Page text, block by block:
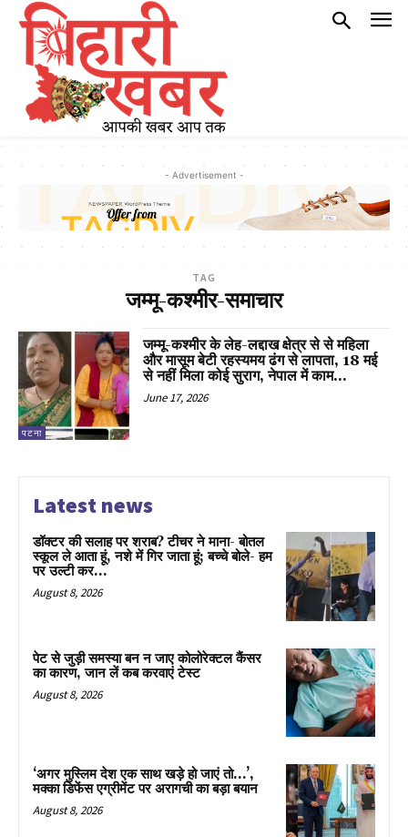
- Advertisement -
TAG
जम्मू-कश्मीर-समाचार
पटना
जम्मू-कश्मीर के लेह-लद्दाख क्षेत्र से से महिला
और मासूम बेटी रहस्यमय ढंग से लापता, 18 मई
से नहीं मिला कोई सुराग, नेपाल में काम...
June 17, 2026
Latest news
डॉक्टर की सलाह पर शराब? टीचर ने माना- बोतल
स्कूल ले आता हूं, नशे में गिर जाता हूं; बच्चे बोले- हम
पर उल्टी कर...
August 8, 2026
पेट से जुड़ी समस्या बन न जाए कोलोरेक्टल कैंसर
का कारण, जान लें कब करवाएं टेस्ट
August 8, 2026
‘अगर मुस्लिम देश एक साथ खड़े हो जाएं तो…’,
मक्का डिफेंस एग्रीमेंट पर अरागची का बड़ा बयान
August 8, 2026